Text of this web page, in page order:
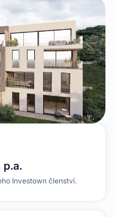
p.a.
Investown členství.